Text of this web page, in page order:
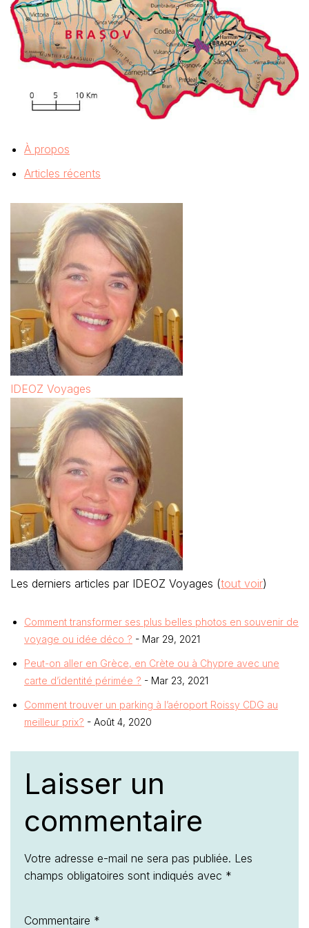
À propos
Articles récents
IDEOZ Voyages
Les derniers articles par IDEOZ Voyages (tout voir)
Comment transformer ses plus belles photos en souvenir de
voyage ou idée déco ? - Mar 29, 2021
Peut-on aller en Grèce, en Crète ou à Chypre avec une
carte d’identité périmée ? - Mar 23, 2021
Comment trouver un parking à l’aéroport Roissy CDG au
meilleur prix? - Août 4, 2020
Laisser un
commentaire
Votre adresse e-mail ne sera pas publiée. Les
champs obligatoires sont indiqués avec *
Commentaire *